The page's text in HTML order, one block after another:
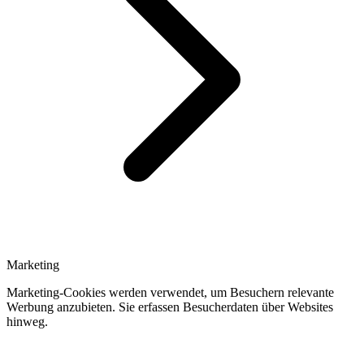
Marketing
Marketing-Cookies werden verwendet, um Besuchern relevante
Werbung anzubieten. Sie erfassen Besucherdaten über Websites
hinweg.